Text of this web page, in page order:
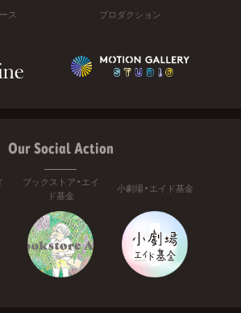
ス プロダクション
Our Social Action
ブックストア・エイ
ド基金
小劇場・エイド基金